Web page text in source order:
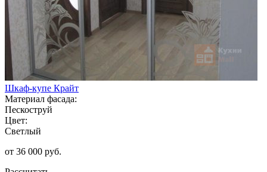
Шкаф-купе Крайт
Материал фасада:
Пескоструй
Цвет:
Светлый
от 36 000 руб.